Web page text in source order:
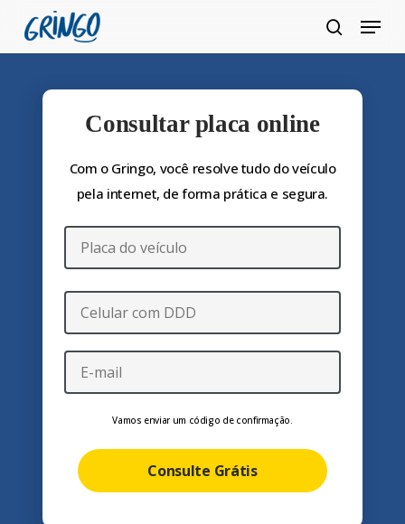
Pular
para
conteúdo
Menu
Consultar placa online
Com o Gringo, você resolve tudo do veículo
pela internet, de forma prática e segura.
Vamos enviar um código de confirmação.
Consulte Grátis